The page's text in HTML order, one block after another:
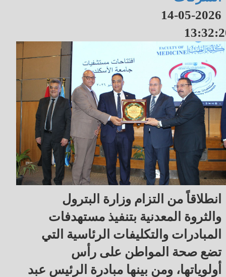
2026-05-14
انطلاقاً من التزام وزارة البترول
والثروة المعدنية بتنفيذ مستهدفات
المبادرات والتكليفات الرئاسية التي
تضع صحة المواطن على رأس
أولوياتها، ومن بينها مبادرة الرئيس عبد